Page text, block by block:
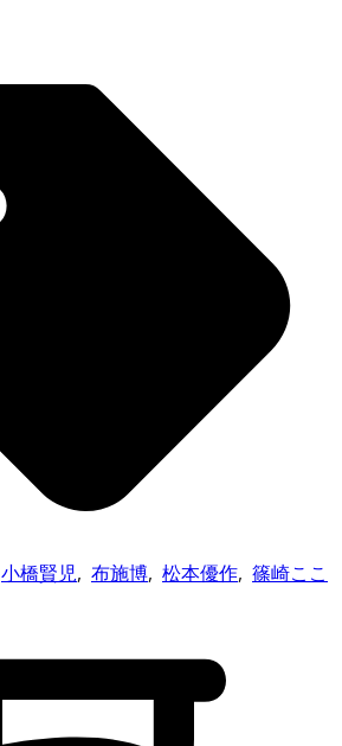
小橋賢児, 布施博, 松本優作, 篠崎ここ